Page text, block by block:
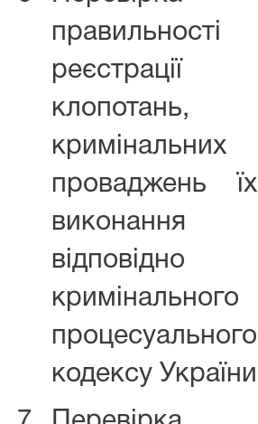
правильності
реєстрації
клопотань,
кримінальних
проваджень їх
виконання
відповідно
кримінального
процесуального
кодексу України